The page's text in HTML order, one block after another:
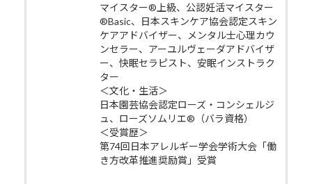
マイスター®上級、公認妊活マイスター
®Basic、日本スキンケア協会認定スキン
ケアアドバイザー、メンタル士心理カウ
ンセラー、アーユルヴェーダアドバイザ
ー、快眠セラピスト、安眠インストラク
ター
＜文化・生活＞
日本園芸協会認定ローズ・コンシェルジ
ュ、ローズソムリエ®（バラ資格）
＜受賞歴＞
第74回日本アレルギー学会学術大会「働
き方改革推進奨励賞」受賞